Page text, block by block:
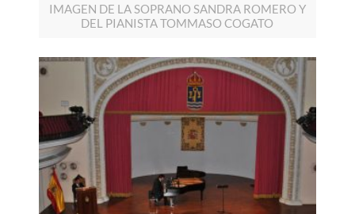
IMAGEN DE LA SOPRANO SANDRA ROMERO Y
DEL PIANISTA TOMMASO COGATO